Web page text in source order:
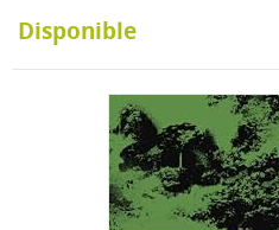
Disponible